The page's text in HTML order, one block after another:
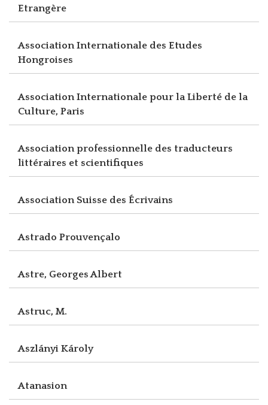
Etrangère
Association Internationale des Etudes
Hongroises
Association Internationale pour la Liberté de la
Culture, Paris
Association professionnelle des traducteurs
littéraires et scientifiques
Association Suisse des Écrivains
Astrado Prouvençalo
Astre, Georges Albert
Astruc, M.
Aszlányi Károly
Atanasion